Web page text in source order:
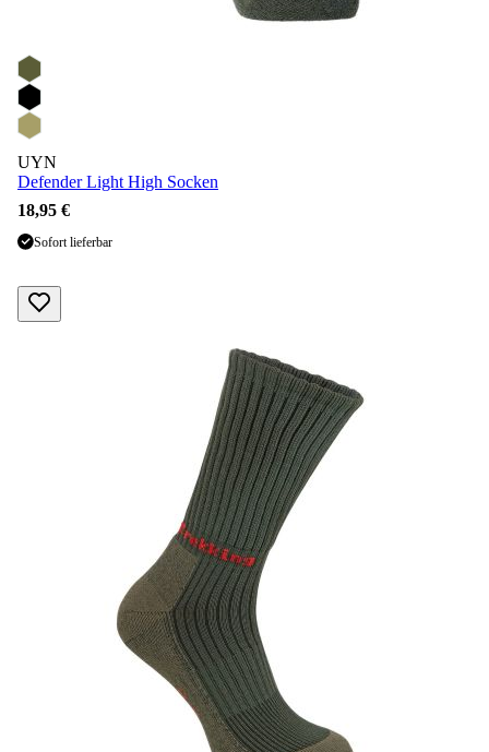
UYN
Defender Light High Socken
18,95 €
Sofort lieferbar